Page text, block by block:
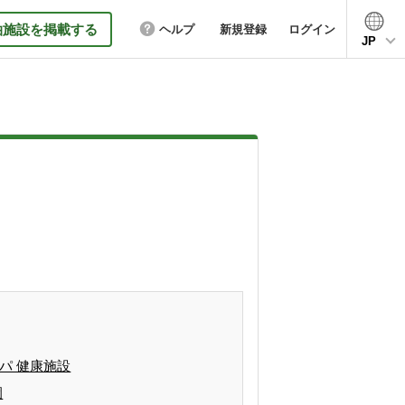
設を掲載する ヘルプ 新規登録
ログイン
JP
健康施設